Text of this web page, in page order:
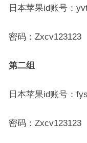
日本苹果id账号：
密码：Zxcv123123
第二组
日本苹果id账号：
密码：Zxcv123123